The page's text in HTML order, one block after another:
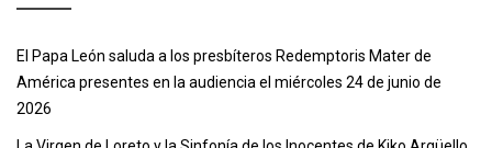
El Papa León saluda a los presbíteros Redemptoris Mater de
América presentes en la audiencia el miércoles 24 de junio de
2026